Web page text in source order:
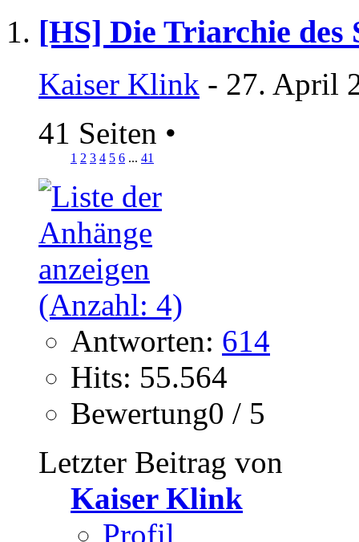
[HS] Die Triarchie des
Kaiser Klink - 27. April
41 Seiten •
1 2 3 4 5 6 ... 41
Antworten: 614
Hits: 55.564
Bewertung0 / 5
Letzter Beitrag von
Kaiser Klink
Profil